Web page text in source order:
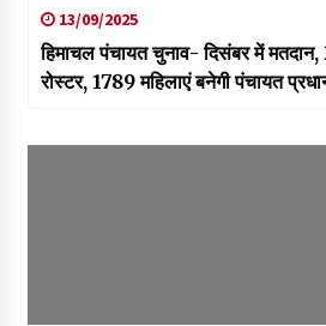
13/09/2025
हिमाचल पंचायत चुनाव- दिसंबर में मतदान,
रोस्टर, 1789 महिलाएं बनेगी पंचायत